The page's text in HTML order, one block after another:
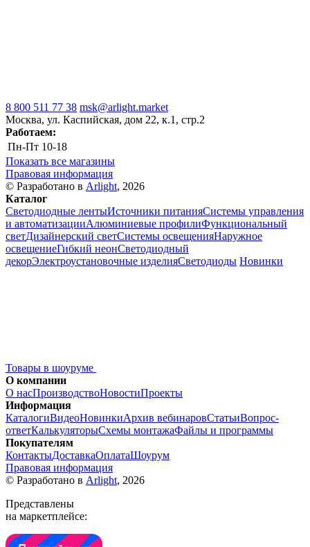
8 800 511 77 38 msk@arlight.market
Москва, ул. Каспийская, дом 22, к.1, стр.2
Работаем:
Пн-Пт 10-18
Показать все магазины
Правовая информация
© Разработано в Arlight, 2026
Каталог
Светодиодные лентыИсточники питанияСистемы управления
и автоматизацииАлюминиевые профилиФункциональный
светДизайнерский светСистемы освещенияНаружное
освещениеГибкий неонСветодиодный
декорЭлектроустановочные изделияСветодиоды Новинки
Товары в шоуруме
О компании
О насПроизводствоНовостиПроекты
Информация
КаталогиВидеоНовинкиАрхив вебинаровСтатьиВопрос-
ответКалькуляторыСхемы монтажаФайлы и программы
Покупателям
КонтактыДоставкаОплатаШоурум
Правовая информация
© Разработано в Arlight, 2026
Представлены
на маркетплейсе: